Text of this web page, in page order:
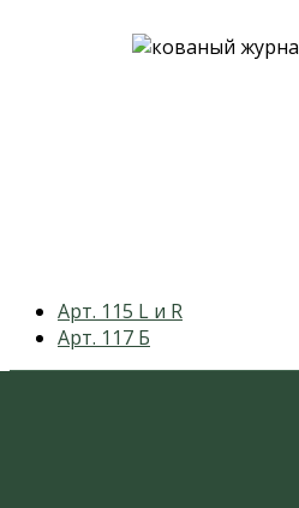
previous
post:
Арт. 115 L и R
next
Арт. 117 Б